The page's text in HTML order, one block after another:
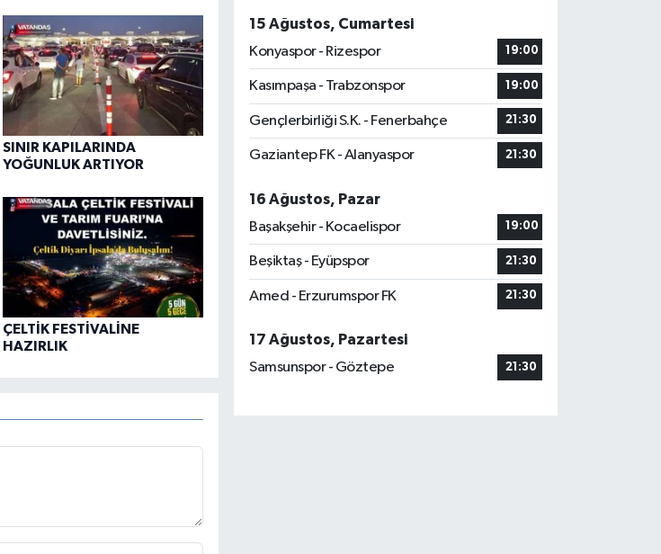
SINIR KAPILARINDA
YOĞUNLUK ARTIYOR
ÇELTİK FESTİVALİNE
HAZIRLIK
15 Ağustos, Cumartesi
Konyaspor - Rizespor
19:00
Kasımpaşa - Trabzonspor 19:00
Gençlerbirliği S.K. - Fenerbahçe 21:30
Gaziantep FK - Alanyaspor 21:30
16 Ağustos, Pazar
Başakşehir - Kocaelispor
19:00
Beşiktaş - Eyüpspor 21:30
Amed - Erzurumspor FK 21:30
17 Ağustos, Pazartesi
Samsunspor - Göztepe
21:30